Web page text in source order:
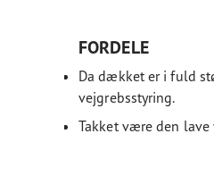
FORDELE
Da dækket er i fuld
vejgrebsstyring.
Takket være den